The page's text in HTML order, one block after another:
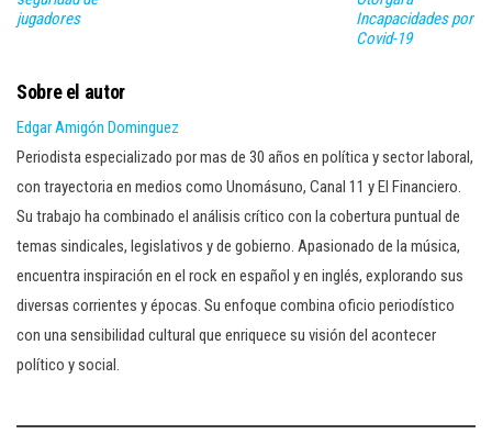
jugadores
Incapacidades por
Covid-19
Sobre el autor
Edgar Amigón Dominguez
Periodista especializado por mas de 30 años en política y sector laboral,
con trayectoria en medios como Unomásuno, Canal 11 y El Financiero.
Su trabajo ha combinado el análisis crítico con la cobertura puntual de
temas sindicales, legislativos y de gobierno. Apasionado de la música,
encuentra inspiración en el rock en español y en inglés, explorando sus
diversas corrientes y épocas. Su enfoque combina oficio periodístico
con una sensibilidad cultural que enriquece su visión del acontecer
político y social.